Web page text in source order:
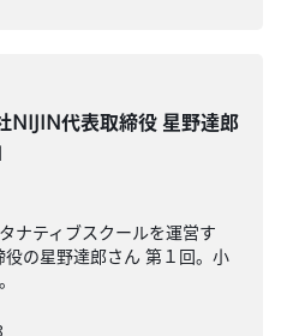
NIJIN代表取締役 星野達郎
ナティブスクールを運営す
の星野達郎さん 第１回。小